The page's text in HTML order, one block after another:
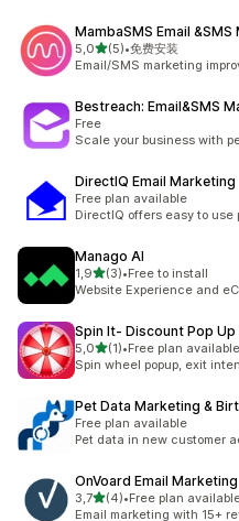
MambaSMS Email &SMS
5,0de 5 estrelas
(5)
5 total de avaliações
•免费安装
Email/SMS marketing
Bestreach: Email&SMS
Free
Scale your business with
DirectIQ Email Marketing
Free plan available
DirectIQ offers easy to
Manago AI
1,9de 5 estrelas
(3)
3 total de avaliações
•Free to install
Website Experience and
Spin It‑ Discount Pop Up
5,0de 5 estrelas
(1)
1 total de avaliações
•Free plan available
Spin wheel popup, exit
Pet Data Marketing &
Free plan available
Pet data in new customer
OnVoard Email Marketing
3,7de 5 estrelas
(4)
4 total de avaliações
•Free plan
Email marketing with 15+